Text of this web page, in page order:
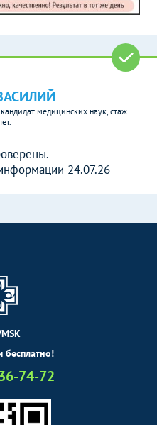
кандидат медицинских наук, стаж
24.07.26
74-72